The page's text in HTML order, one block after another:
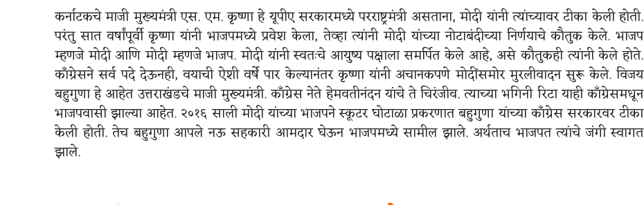
कर्नाटकचे माजी मुख्यमंत्री एस. एम. कृष्णा हे यूपीए सरकारमध्ये परराष्ट्रमंत्री असताना, मोदी यांनी त्यांच्यावर टीका केली होती.
परंतु सात वर्षांपूर्वी कृष्णा यांनी भाजपमध्ये प्रवेश केला, तेव्हा त्यांनी मोदी यांच्या नोटाबंदीच्या निर्णयाचे कौतुक केले. भाजप
म्हणजे मोदी आणि मोदी म्हणजे भाजप. मोदी यांनी स्वतःचे आयुष्य पक्षाला समर्पित केले आहे, असे कौतुकही त्यांनी केले होते.
काँग्रेसने सर्व पदे देऊनही, वयाची ऐशी वर्षे पार केल्यानंतर कृष्णा यांनी अचानकपणे मोदींसमोर मुरलीवादन सुरू केले. विजय
बहुगुणा हे आहेत उत्तराखंडचे माजी मुख्यमंत्री. काँग्रेस नेते हेमवतीनंदन यांचे ते चिरंजीव. त्याच्या भगिनी रिटा याही काँग्रेसमधून
भाजपवासी झाल्या आहेत. २०१६ साली मोदी यांच्या भाजपने स्कूटर घोटाळा प्रकरणात बहुगुणा यांच्या काँग्रेस सरकारवर टीका
केली होती. तेच बहुगुणा आपले नऊ सहकारी आमदार घेऊन भाजपमध्ये सामील झाले. अर्थताच भाजपत त्यांचे जंगी स्वागत
झाले.